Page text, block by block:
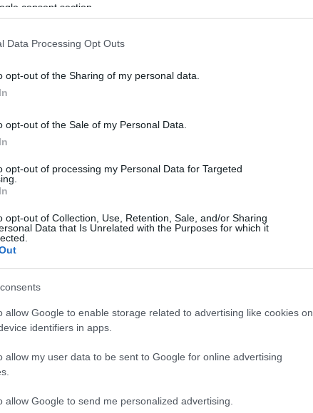
consent section.
Data Processing Opt Outs
opt-out of the Sharing of my personal data.
opt-out of the Sale of my Personal Data.
opt-out of processing my Personal Data for Targeted
opt-out of Collection, Use, Retention, Sale, and/or Sharing
Data that Is Unrelated with the Purposes for which it
allow Google to enable storage related to advertising like cookies on
identifiers in apps.
allow my user data to be sent to Google for online advertising
allow Google to send me personalized advertising.
előremutató újdonságok mellett a CES idén is kitermelt
14:00
rohangáló eszköz egy igazi kis terminátor, de van egy
nem lesz robot-apokalipszis!
17:00
mitől félnünk, nem lázad fel a Skynet és nem jön el
intelligenciája
a paragépezet a gépek lázadásával kapcsolatban,
alapján a Facebookot kiáltották ki az új SKYNET-nek. De
nem is lennének rá képesek.